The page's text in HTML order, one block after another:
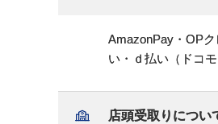
AmazonPay・OP
い・ｄ払い（ドコ
店頭受取りについ